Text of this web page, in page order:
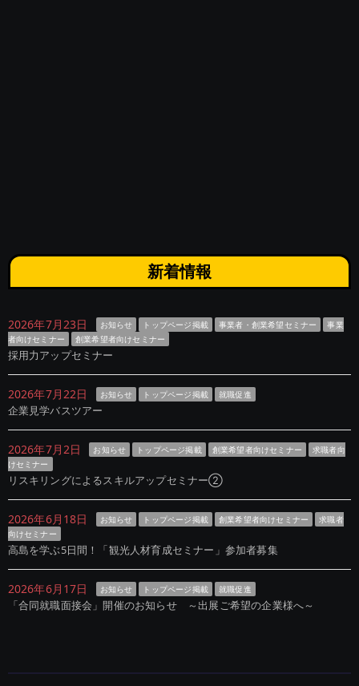
新着情報
2026年7月23日 お知らせ トップページ掲載 事業者・創業希望セミナー
事業
者向けセミナー
創業希望者向けセミナー
採用力アップセミナー
2026年7月22日 お知らせ トップページ掲載 就職促進
企業見学バスツアー
2026年7月2日 お知らせ トップページ掲載 創業希望者向けセミナー
求職者向
けセミナー
リスキリングによるスキルアップセミナー②
2026年6月18日 お知らせ トップページ掲載 創業希望者向けセミナー
求職者
向けセミナー
高島を学ぶ5日間！「観光人材育成セミナー」参加者募集
2026年6月17日 お知らせ トップページ掲載 就職促進
「合同就職面接会」開催のお知らせ ～出展ご希望の企業様へ～